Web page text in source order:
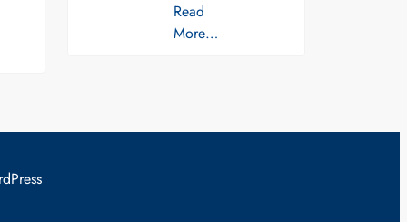
Read
More…